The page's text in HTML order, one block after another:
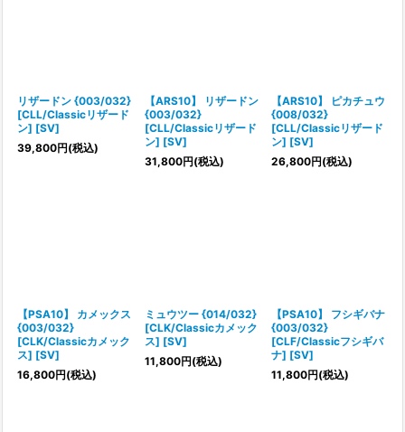
リザードン {003/032}
[CLL/Classicリザード
ン] [SV]
39,800円(税込)
【ARS10】 リザードン
{003/032}
[CLL/Classicリザード
ン] [SV]
31,800円(税込)
【ARS10】 ピカチュウ
{008/032}
[CLL/Classicリザード
ン] [SV]
26,800円(税込)
【PSA10】 カメックス
{003/032}
[CLK/Classicカメック
ス] [SV]
16,800円(税込)
ミュウツー {014/032}
[CLK/Classicカメック
ス] [SV]
11,800円(税込)
【PSA10】 フシギバナ
{003/032}
[CLF/Classicフシギバ
ナ] [SV]
11,800円(税込)